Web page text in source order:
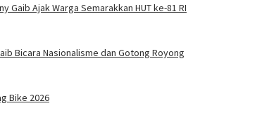
Gaib Ajak Warga Semarakkan HUT ke-81 RI
Bicara Nasionalisme dan Gotong Royong
Bike 2026